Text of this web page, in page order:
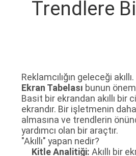
TURU
BIZIMLE
ILETIŞIME
GEÇIN
Trendlere
Reklamcılığın geleceği
Ekran Tabelası bunun
Basit bir ekrandan akıllı bir
ekrandır. Bir işletmenin
almasına ve trendlerin
yardımcı olan bir araçtır.
"Akıllı" yapan nedir?
Kitle Analitiği: Akıllı bir